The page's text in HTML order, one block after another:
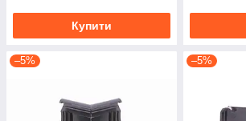
Купити
–5% –5%